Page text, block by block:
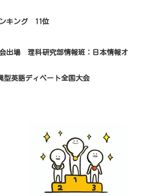
ンキング 11位
会出場 理科研究部情報班：日本情報オ
ディベート全国大会